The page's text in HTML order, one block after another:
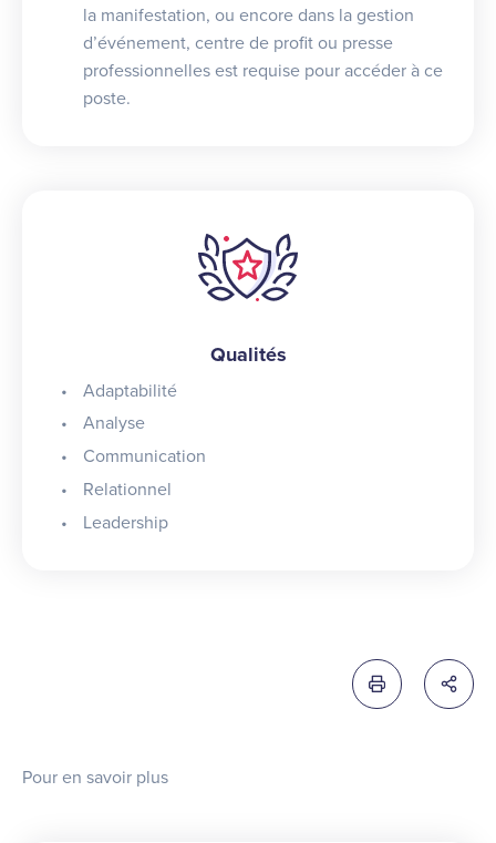
la manifestation, ou encore dans la gestion
d’événement, centre de profit ou presse
professionnelles est requise pour accéder à ce
poste.
Qualités
Adaptabilité
Analyse
Communication
Relationnel
Leadership
Imprimer cette
Pour en savoir plus